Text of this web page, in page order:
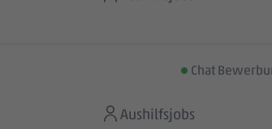
Chat
Aushilfsjobs